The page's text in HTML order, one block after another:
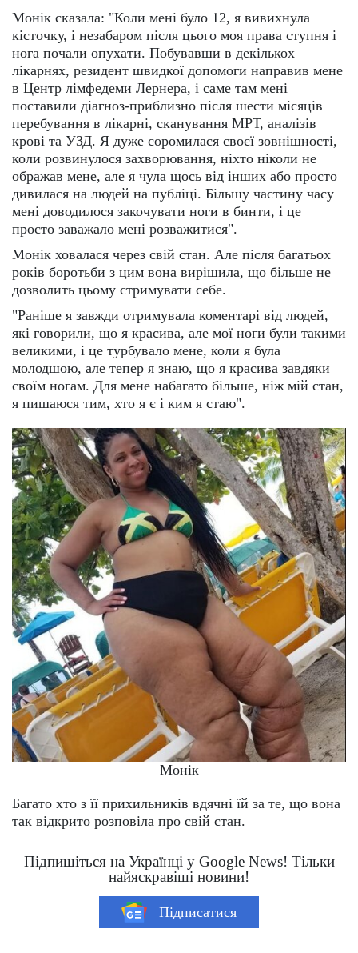
Монік сказала: "Коли мені було 12, я вивихнула
кісточку, і незабаром після цього моя права ступня і
нога почали опухати. Побувавши в декількох
лікарнях, резидент швидкої допомоги направив мене
в Центр лімфедеми Лернера, і саме там мені
поставили діагноз-приблизно після шести місяців
перебування в лікарні, сканування МРТ, аналізів
крові та УЗД. Я дуже соромилася своєї зовнішності,
коли розвинулося захворювання, ніхто ніколи не
ображав мене, але я чула щось від інших або просто
дивилася на людей на публіці. Більшу частину часу
мені доводилося закочувати ноги в бинти, і це
просто заважало мені розважитися".
Монік ховалася через свій стан. Але після багатьох
років боротьби з цим вона вирішила, що більше не
дозволить цьому стримувати себе.
"Раніше я завжди отримувала коментарі від людей,
які говорили, що я красива, але мої ноги були такими
великими, і це турбувало мене, коли я була
молодшою, але тепер я знаю, що я красива завдяки
своїм ногам. Для мене набагато більше, ніж мій стан,
я пишаюся тим, хто я є і ким я стаю".
Монік
Багато хто з її прихильників вдячні їй за те, що вона
так відкрито розповіла про свій стан.
Підпишіться на Українці у Google News! Тільки
найяскравіші новини!
Підписатися